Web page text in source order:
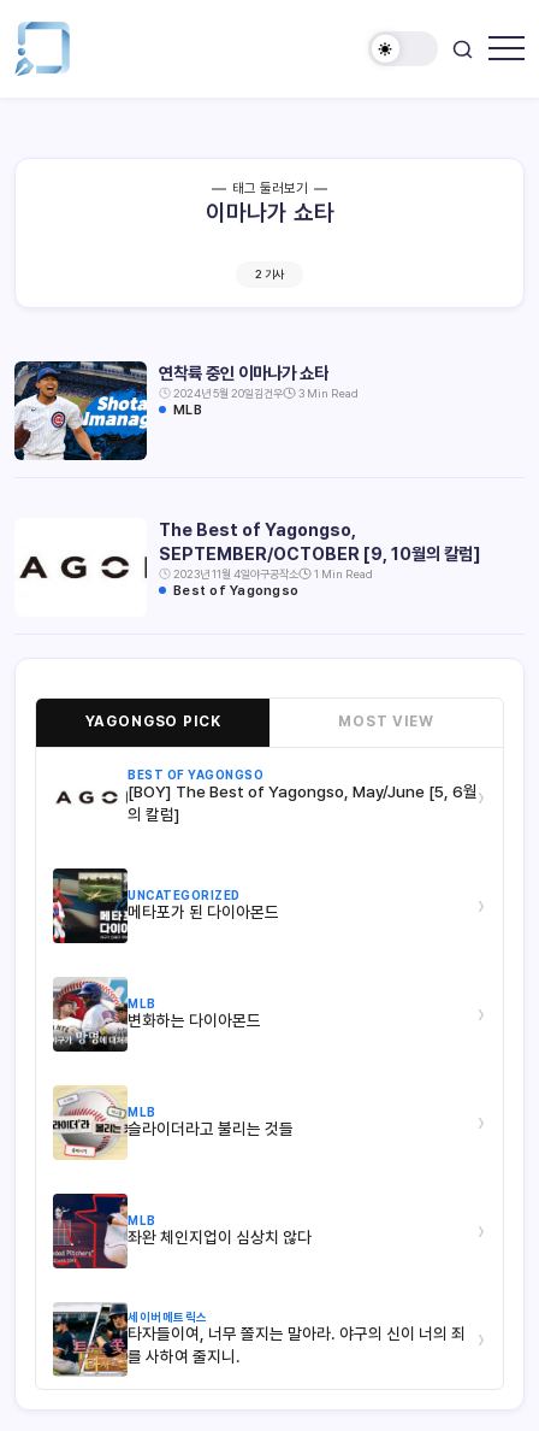
태그 둘러보기
이마나가 쇼타
2 기사
연착륙 중인 이마나가 쇼타
2024년 5월 20일김건우 3 Min Read
MLB
The Best of Yagongso,
SEPTEMBER/OCTOBER [9, 10월의 칼럼]
2023년 11월 4일야구공작소 1 Min Read
Best of Yagongso
YAGONGSO PICK MOST VIEW
BEST OF YAGONGSO
[BOY] The Best of Yagongso, May/June [5, 6월
의 칼럼]
›
UNCATEGORIZED
메타포가 된 다이아몬드 ›
MLB
변화하는 다이아몬드 ›
MLB
슬라이더라고 불리는 것들 ›
MLB
좌완 체인지업이 심상치 않다 ›
세이버메트릭스
타자들이여, 너무 쫄지는 말아라. 야구의 신이 너의 죄
를 사하여 줄지니.
›